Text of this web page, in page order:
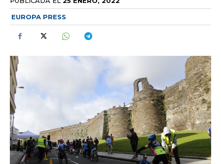
EUROPA PRESS